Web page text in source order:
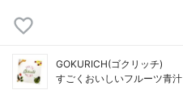
GOKURICH(ゴクリッチ)
すごくおいしいフルーツ青汁